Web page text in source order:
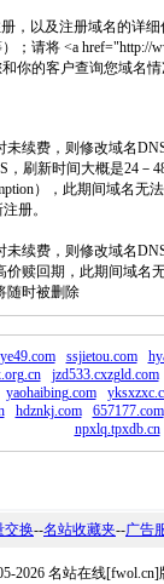
，以及注册域名的详
请将 <a href="http://
你的客户查询您域名
未续费，则修改域名
，刷新时间大概是24－
），此期间域名无
册。
未续费，则修改域名
价赎回期，此期间域名
随时被删除
ssjietou.com
jzd533.cxzgld.com
yaohaibing.com
hdznkj.com
657177.com
npxlq.tpxdb.cn
交换--名站收藏夹--广告
2026 名站在线